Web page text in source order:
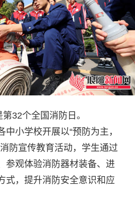
32个全国消防日。
中小学校开展以“预防为主，
防宣传教育活动，学生通过
参观体验消防器材装备、进
式，提升消防安全意识和应